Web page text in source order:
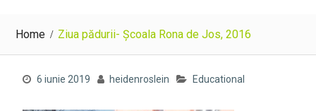
Home Ziua pădurii- Școala Rona de Jos, 2016
6 iunie 2019 heidenroslein Educational